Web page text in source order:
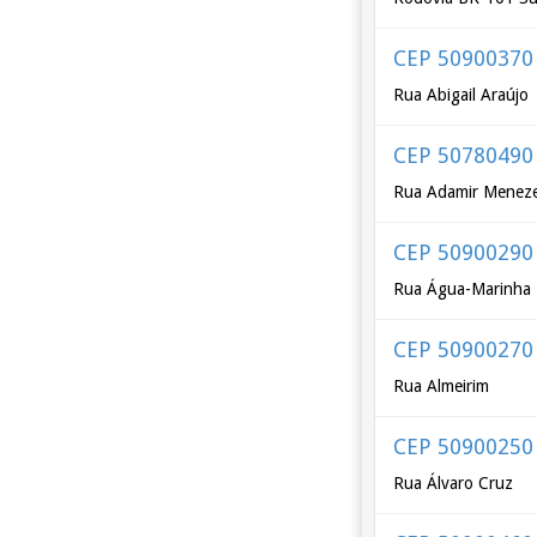
CEP 50900370
Rua Abigail Araújo
CEP 50780490
Rua Adamir
CEP 50900290
Rua Água-Marinha
CEP 50900270
Rua Almeirim
CEP 50900250
Rua Álvaro Cruz